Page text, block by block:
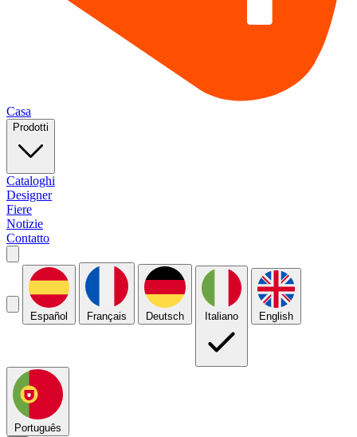
Casa
Prodotti
Cataloghi
Designer
Fiere
Notizie
Contatto
Español Français Deutsch Italiano English
Português